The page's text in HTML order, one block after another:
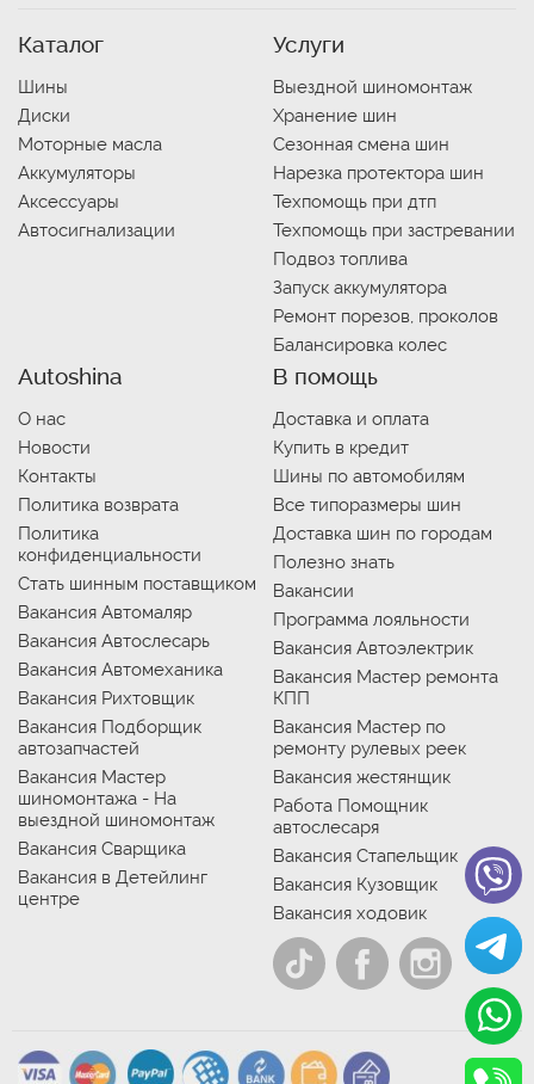
Каталог
Шины
Диски
Моторные масла
Аккумуляторы
Аксессуары
Автосигнализации
Услуги
Выездной шиномонтаж
Хранение шин
Сезонная смена шин
Нарезка протектора шин
Техпомощь при дтп
Техпомощь при застревании
Подвоз топлива
Запуск аккумулятора
Ремонт порезов, проколов
Балансировка колес
Autoshina
О нас
Новости
Контакты
Политика возврата
Политика
конфиденциальности
Стать шинным поставщиком
Вакансия Автомаляр
Вакансия Автослесарь
Вакансия Автомеханика
Вакансия Рихтовщик
Вакансия Подборщик
автозапчастей
Вакансия Мастер
шиномонтажа - На
выездной шиномонтаж
Вакансия Сварщика
Вакансия в Детейлинг
центре
В помощь
Доставка и оплата
Купить в кредит
Шины по автомобилям
Все типоразмеры шин
Доставка шин по городам
Полезно знать
Вакансии
Программа лояльности
Вакансия Автоэлектрик
Вакансия Мастер ремонта
КПП
Вакансия Мастер по
ремонту рулевых реек
Вакансия жестянщик
Работа Помощник
автослесаря
Вакансия Стапельщик
Вакансия Кузовщик
Вакансия ходовик